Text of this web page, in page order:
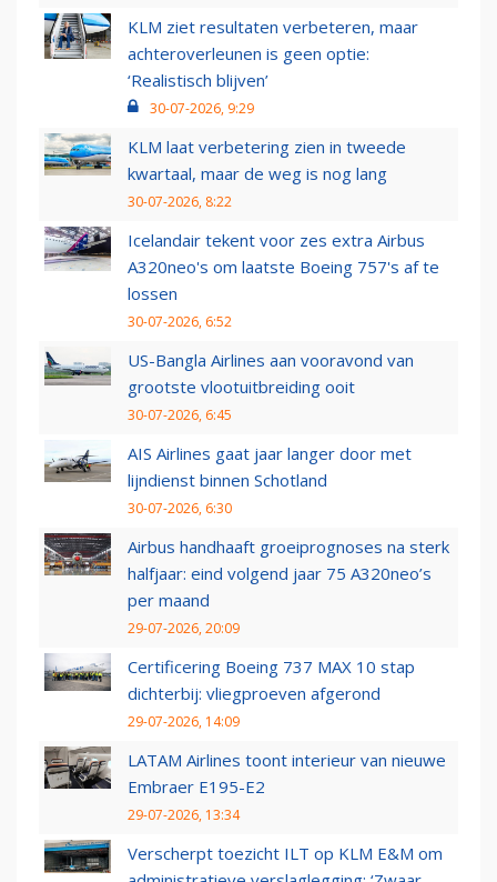
KLM ziet resultaten verbeteren, maar
achteroverleunen is geen optie:
‘Realistisch blijven’
30-07-2026, 9:29
KLM laat verbetering zien in tweede
kwartaal, maar de weg is nog lang
30-07-2026, 8:22
Icelandair tekent voor zes extra Airbus
A320neo's om laatste Boeing 757's af te
lossen
30-07-2026, 6:52
US-Bangla Airlines aan vooravond van
grootste vlootuitbreiding ooit
30-07-2026, 6:45
AIS Airlines gaat jaar langer door met
lijndienst binnen Schotland
30-07-2026, 6:30
Airbus handhaaft groeiprognoses na sterk
halfjaar: eind volgend jaar 75 A320neo’s
per maand
29-07-2026, 20:09
Certificering Boeing 737 MAX 10 stap
dichterbij: vliegproeven afgerond
29-07-2026, 14:09
LATAM Airlines toont interieur van nieuwe
Embraer E195-E2
29-07-2026, 13:34
Verscherpt toezicht ILT op KLM E&M om